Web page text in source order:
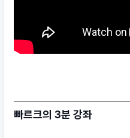
빠르크의 3분 강좌